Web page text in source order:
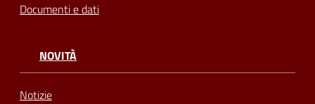
Documenti e dati
NOVITÀ
Notizie